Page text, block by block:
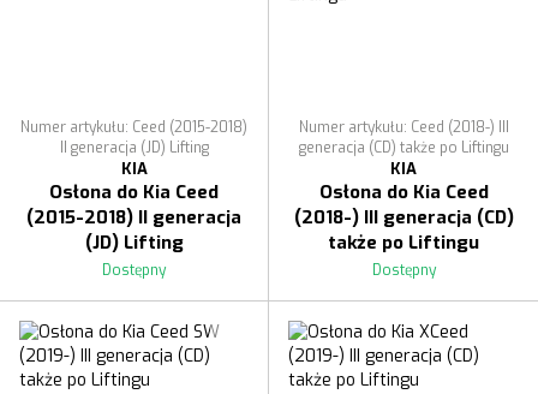
Numer artykułu: Ceed (2015-2018)
II generacja (JD) Lifting
KIA
Osłona do Kia Ceed
(2015-2018) II generacja
(JD) Lifting
Dostępny
Numer artykułu: Ceed (2018-) III
generacja (CD) także po Liftingu
KIA
Osłona do Kia Ceed
(2018-) III generacja (CD)
także po Liftingu
Dostępny